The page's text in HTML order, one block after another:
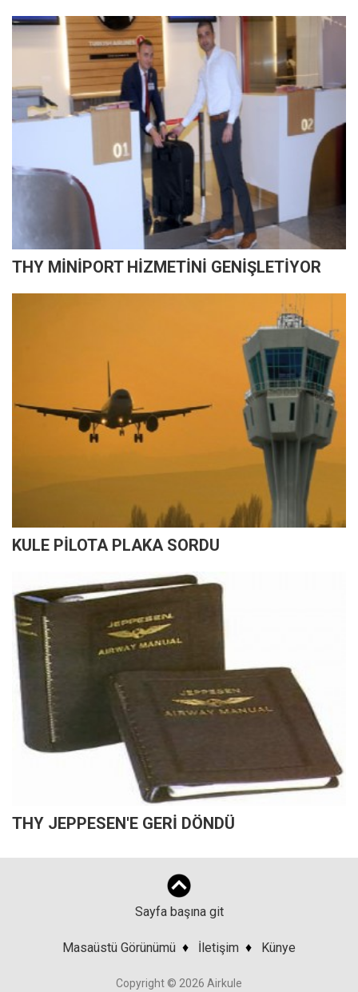
THY MİNİPORT HİZMETİNİ GENİŞLETİYOR
KULE PİLOTA PLAKA SORDU
THY JEPPESEN'E GERİ DÖNDÜ
Sayfa başına git
Masaüstü Görünümü ♦ İletişim ♦ Künye
Copyright © 2026 Airkule